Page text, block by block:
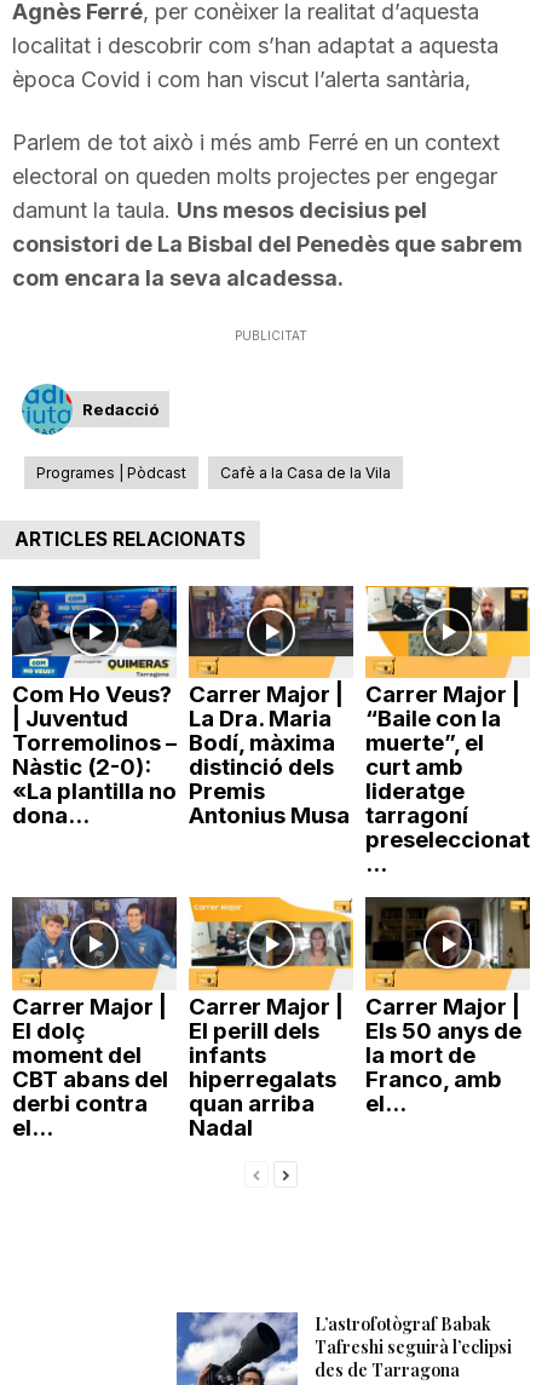
r
a
g
o
a
Agnès Ferré, per conèixer la realitat d’aquesta
localitat i descobrir com s’han adaptat a aquesta
època Covid i com han viscut l’alerta santària,
Parlem de tot això i més amb Ferré en un context
electoral on queden molts projectes per engegar
damunt la taula. Uns mesos decisius pel
consistori de La Bisbal del Penedès que sabrem
com encara la seva alcadessa.
PUBLICITAT
Redacció
Programes | Pòdcast Cafè a la Casa de la Vila
ARTICLES RELACIONATS
Com Ho Veus?
| Juventud
Torremolinos –
Nàstic (2-0):
«La plantilla no
dona...
Carrer Major |
La Dra. Maria
Bodí, màxima
distinció dels
Premis
Antonius Musa
Carrer Major |
“Baile con la
muerte”, el
curt amb
lideratge
tarragoní
preseleccionat
...
Carrer Major |
El dolç
moment del
CBT abans del
derbi contra
el...
Carrer Major |
El perill dels
infants
hiperregalats
quan arriba
Nadal
Carrer Major |
Els 50 anys de
la mort de
Franco, amb
el...